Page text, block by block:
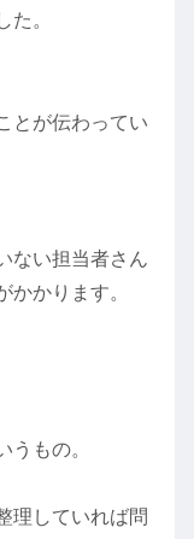
た。
とが伝わってい
ない担当者さん
かかります。
うもの。
理していれば問